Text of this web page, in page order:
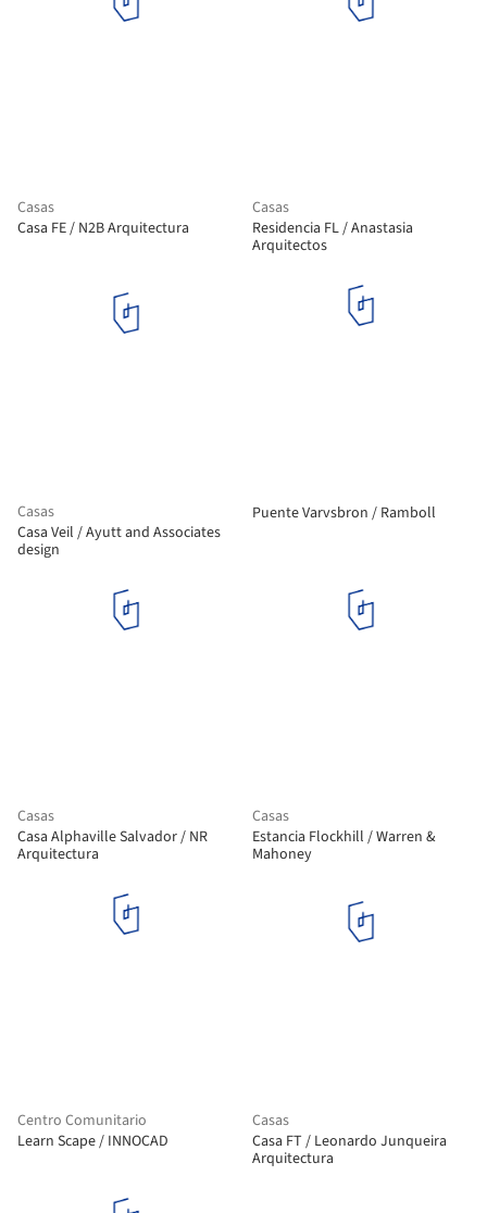
Casas
Casa FE / N2B Arquitectura
Casas
Residencia FL / Anastasia
Arquitectos
Casas
Casa Veil / Ayutt and Associates
design
Puente Varvsbron / Ramboll
Casas
Casa Alphaville Salvador / NR
Arquitectura
Casas
Estancia Flockhill / Warren &
Mahoney
Centro Comunitario
Learn Scape / INNOCAD
Casas
Casa FT / Leonardo Junqueira
Arquitectura